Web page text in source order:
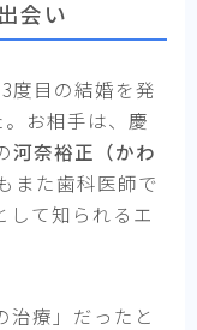
会い
度目の結婚を発
お相手は、慶
河奈裕正（かわ
また歯科医師で
して知られるエ
治療」だったと